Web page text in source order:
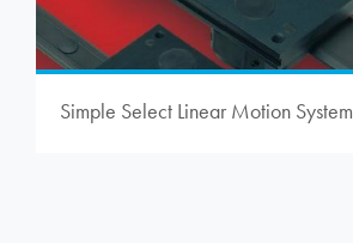
Simple Select Linear Motion System